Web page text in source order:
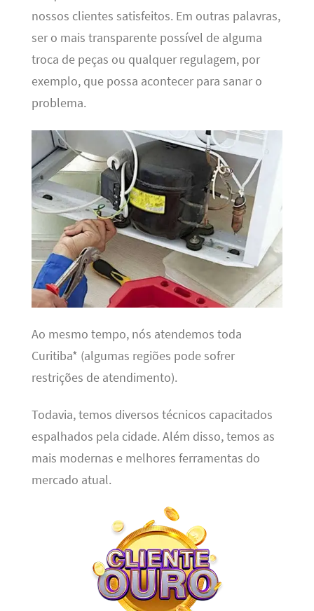
nossos clientes satisfeitos. Em outras palavras,
ser o mais transparente possível de alguma
troca de peças ou qualquer regulagem, por
exemplo, que possa acontecer para sanar o
problema.
Ao mesmo tempo, nós atendemos toda
Curitiba* (algumas regiões pode sofrer
restrições de atendimento).
Todavia, temos diversos técnicos capacitados
espalhados pela cidade. Além disso, temos as
mais modernas e melhores ferramentas do
mercado atual.